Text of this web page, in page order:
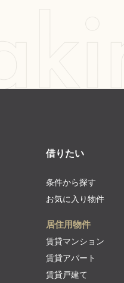
借りたい
条件から探す
お気に入り物件
居住用物件
賃貸マンション
賃貸アパート
賃貸戸建て